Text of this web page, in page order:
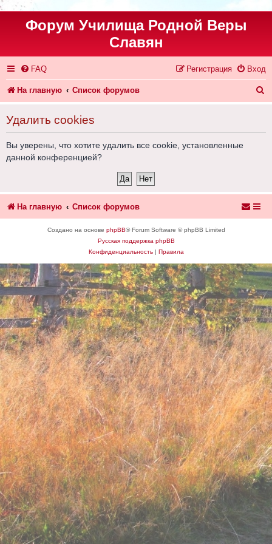
Форум Училища Родной Веры
Славян
FAQ Вход
Регистрация
На главную Список форумов
Удалить cookies
Вы уверены, что хотите удалить все cookie, установленные
данной конференцией?
На главную Список форумов
Создано на основе phpBB® Forum Software © phpBB Limited
Русская поддержка phpBB
Конфиденциальность| Правила